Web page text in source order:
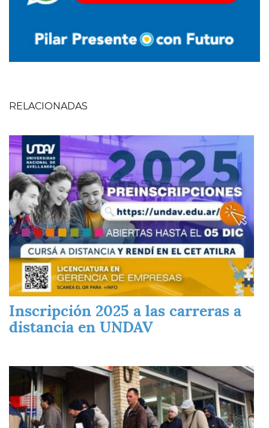
RELACIONADAS
Imagen
Inscripción 2025 a las carreras a
distancia en UNDAV
Imagen